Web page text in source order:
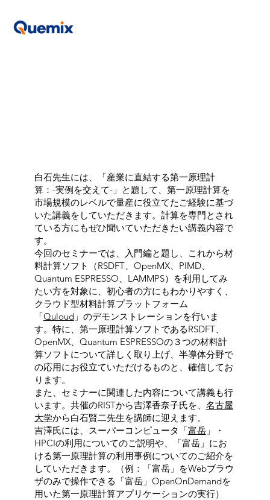
白石先生には、「産業に直結する第一原理計
算：-実例を交えて-」と題して、第一原理計算を
市場規模のレベルで量産に役立てたご経験に基づ
いた講義をしていただきます。計算を専門とされ
ている方にもぜひ聞いていただきたい講義内容で
す。
今回のセミナーでは、入門編と題し、これから材
料計算ソフト（RSDFT、OpenMX、PIMD、
Quantum ESPRESSO、LAMMPS）を利用してみ
たい方を対象に、初心者の方にもわかりやすく、
クラウド型材料計算プラットフォーム
「Quloud」のデモンストレーションを行いま
す。特に、第一原理計算ソフトであるRSDFT、
OpenMX、Quantum ESPRESSOの３つの材料計
算ソフトについて詳しく取り上げ、半導体分野で
の応用にお役立ていただけるものと、確信してお
ります。
また、セミナーに関連した内容について講義も行
います。共催のRISTから吉澤香奈子氏を、 名古屋
大学から白石賢二先生を講師に迎えます。
吉澤氏には、スーパーコンピュータ「富岳」・
HPCIの利用についてのご説明や、「富岳」にお
ける第一原理計算の利用事例についてのご紹介を
していただきます。（例：「富岳」をWebブラウ
ザのみで操作できる「富岳」OpenOnDemandを
用いた第一原理計算アプリケーションの実行）